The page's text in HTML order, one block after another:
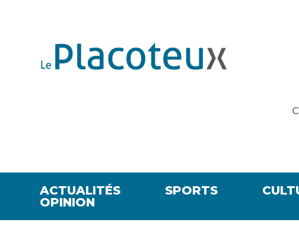
ACTUALITÉS SPORTS
OPINION